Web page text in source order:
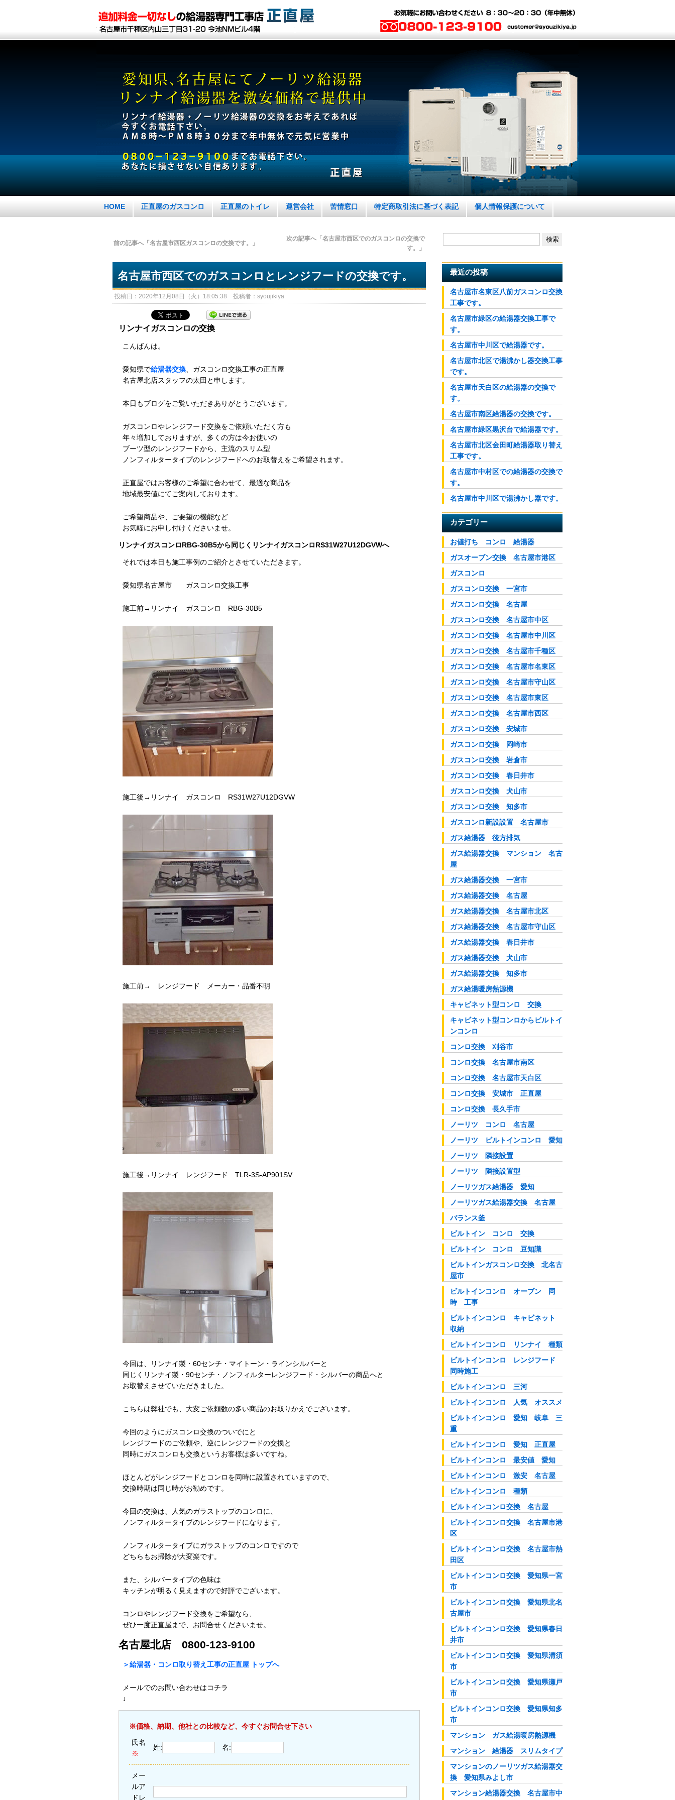
HOME 正直屋のガスコンロ 正直屋のトイレ 運営会社 苦情窓口 特定商取引法に基づく表記 個人情報保護について
前の記事へ「名古屋市西区ガスコンロの交換です。」
次の記事へ「名古屋市西区でのガスコンロの交換で
す。」
名古屋市西区でのガスコンロとレンジフードの交換です。
投稿日：2020年12月08日（火）18:05:38 投稿者：syoujikiya
リンナイガスコンロの交換
こんばんは。
愛知県で給湯器交換 、ガスコンロ交換工事の正直屋
名古屋北店スタッフの太田と申します。
本日もブログをご覧いただきありがとうございます。
ガスコンロやレンジフード交換をご依頼いただく方も
年々増加しておりますが、多くの方は今お使いの
ブーツ型のレンジフードから、主流のスリム型
ノンフィルタータイプのレンジフードへのお取替えをご希望されます。
正直屋ではお客様のご希望に合わせて、最適な商品を
地域最安値にてご案内しております。
ご希望商品や、ご要望の機能など
お気軽にお申し付けくださいませ。
リンナイガスコンロRBG-30B5から同じくリンナイガスコンロRS31W27U12DGVWへ
それでは本日も施工事例のご紹介とさせていただきます。
愛知県名古屋市 ガスコンロ交換工事
施工前→リンナイ ガスコンロ RBG-30B5
施工後→リンナイ ガスコンロ RS31W27U12DGVW
施工前→ レンジフード メーカー・品番不明
施工後→リンナイ レンジフード TLR-3S-AP901SV
今回は、リンナイ製・60センチ・マイトーン・ラインシルバーと
同じくリンナイ製・90センチ・ノンフィルターレンジフード・シルバーの商品へと
お取替えさせていただきました。
こちらは弊社でも、大変ご依頼数の多い商品のお取りかえでございます。
今回のようにガスコンロ交換のついでにと
レンジフードのご依頼や、逆にレンジフードの交換と
同時にガスコンロも交換というお客様は多いですね。
ほとんどがレンジフードとコンロを同時に設置されていますので、
交換時期は同じ時がお勧めです。
今回の交換は、人気のガラストップのコンロに、
ノンフィルタータイプのレンジフードになります。
ノンフィルタータイプにガラストップのコンロですので
どちらもお掃除が大変楽です。
また、シルバータイプの色味は
キッチンが明るく見えますので好評でございます。
コンロやレンジフード交換をご希望なら、
ぜひ一度正直屋まで、お問合せくださいませ。
名古屋北店 0800-123-9100
＞給湯器・コンロ取り替え工事の正直屋 トップへ
メールでのお問い合わせはコチラ
↓
※価格、納期、他社との比較など、今すぐお問合せ下さい
氏名
※
姓: 名:
メー
ルア
ドレ
最近の投稿
名古屋市名東区八前ガスコンロ交換
工事です。
名古屋市緑区の給湯器交換工事で
す。
名古屋市中川区で給湯器です。
名古屋市北区で湯沸かし器交換工事
です。
名古屋市天白区の給湯器の交換で
す。
名古屋市南区給湯器の交換です。
名古屋市緑区黒沢台で給湯器です。
名古屋市北区金田町給湯器取り替え
工事です。
名古屋市中村区での給湯器の交換で
す。
名古屋市中川区で湯沸かし器です。
カテゴリー
お値打ち コンロ 給湯器
ガスオーブン交換 名古屋市港区
ガスコンロ
ガスコンロ交換 一宮市
ガスコンロ交換 名古屋
ガスコンロ交換 名古屋市中区
ガスコンロ交換 名古屋市中川区
ガスコンロ交換 名古屋市千種区
ガスコンロ交換 名古屋市名東区
ガスコンロ交換 名古屋市守山区
ガスコンロ交換 名古屋市東区
ガスコンロ交換 名古屋市西区
ガスコンロ交換 安城市
ガスコンロ交換 岡崎市
ガスコンロ交換 岩倉市
ガスコンロ交換 春日井市
ガスコンロ交換 犬山市
ガスコンロ交換 知多市
ガスコンロ新設設置 名古屋市
ガス給湯器 後方排気
ガス給湯器交換 マンション 名古
屋
ガス給湯器交換 一宮市
ガス給湯器交換 名古屋
ガス給湯器交換 名古屋市北区
ガス給湯器交換 名古屋市守山区
ガス給湯器交換 春日井市
ガス給湯器交換 犬山市
ガス給湯器交換 知多市
ガス給湯暖房熱源機
キャビネット型コンロ 交換
キャビネット型コンロからビルトイ
ンコンロ
コンロ交換 刈谷市
コンロ交換 名古屋市南区
コンロ交換 名古屋市天白区
コンロ交換 安城市 正直屋
コンロ交換 長久手市
ノーリツ コンロ 名古屋
ノーリツ ビルトインコンロ 愛知
ノーリツ 隣接設置
ノーリツ 隣接設置型
ノーリツガス給湯器 愛知
ノーリツガス給湯器交換 名古屋
バランス釜
ビルトイン コンロ 交換
ビルトイン コンロ 豆知識
ビルトインガスコンロ交換 北名古
屋市
ビルトインコンロ オーブン 同
時 工事
ビルトインコンロ キャビネット
収納
ビルトインコンロ リンナイ 種類
ビルトインコンロ レンジフード
同時施工
ビルトインコンロ 三河
ビルトインコンロ 人気 オススメ
ビルトインコンロ 愛知 岐阜 三
重
ビルトインコンロ 愛知 正直屋
ビルトインコンロ 最安値 愛知
ビルトインコンロ 激安 名古屋
ビルトインコンロ 種類
ビルトインコンロ交換 名古屋
ビルトインコンロ交換 名古屋市港
区
ビルトインコンロ交換 名古屋市熱
田区
ビルトインコンロ交換 愛知県一宮
市
ビルトインコンロ交換 愛知県北名
古屋市
ビルトインコンロ交換 愛知県春日
井市
ビルトインコンロ交換 愛知県清須
市
ビルトインコンロ交換 愛知県瀬戸
市
ビルトインコンロ交換 愛知県知多
市
マンション ガス給湯暖房熱源機
マンション 給湯器 スリムタイプ
マンションのノーリツガス給湯器交
換 愛知県みよし市
マンション給湯器交換 名古屋市中